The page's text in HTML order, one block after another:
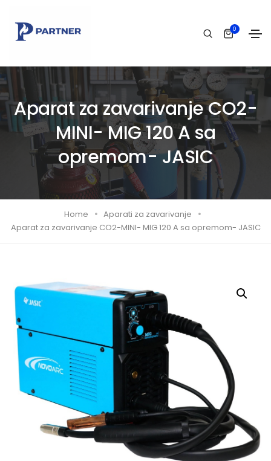
0
Aparat za zavarivanje CO2-
MINI- MIG 120 A sa
opremom- JASIC
Home
Aparati za zavarivanje
Aparat za zavarivanje CO2-MINI- MIG 120 A sa opremom- JASIC